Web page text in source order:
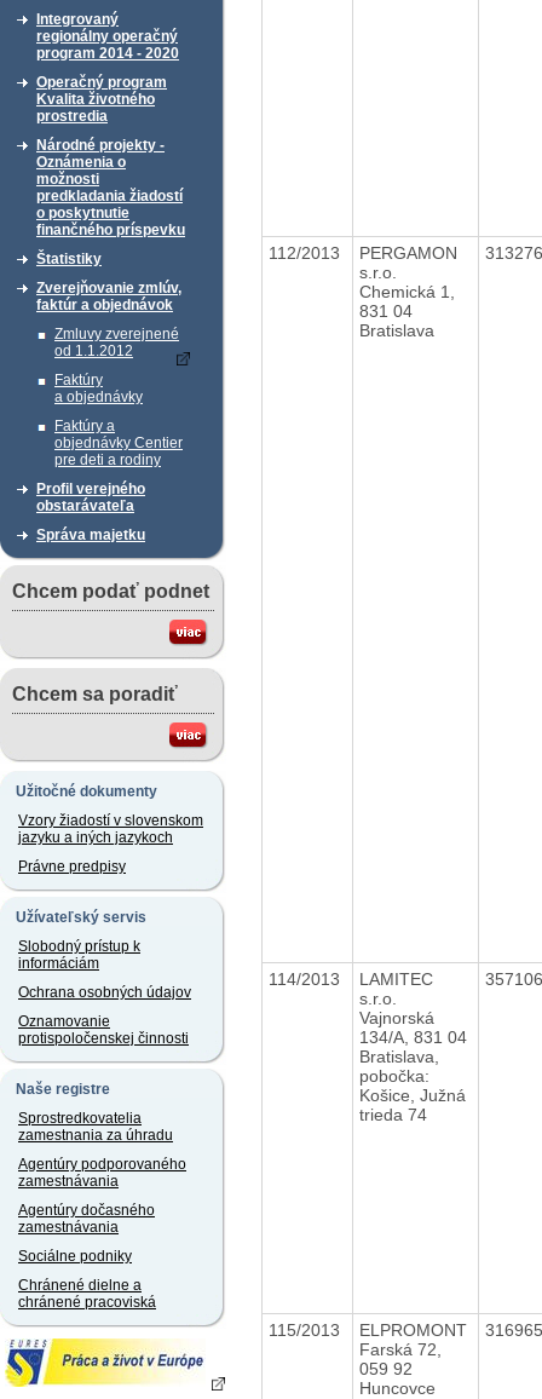
Integrovaný
regionálny operačný
program 2014 - 2020
Operačný program
Kvalita životného
prostredia
Národné projekty -
Oznámenia o
možnosti
predkladania žiadostí
o poskytnutie
finančného príspevku
Štatistiky
Zverejňovanie zmlúv,
faktúr a objednávok
Zmluvy zverejnené
od 1.1.2012
Faktúry
a objednávky
Faktúry a
objednávky Centier
pre deti a rodiny
Profil verejného
obstarávateľa
Správa majetku
Chcem podať podnet
Chcem sa poradiť
Užitočné dokumenty
Vzory žiadostí v slovenskom
jazyku a iných jazykoch
Právne predpisy
Užívateľský servis
Slobodný prístup k
informáciám
Ochrana osobných údajov
Oznamovanie
protispoločenskej činnosti
Naše registre
Sprostredkovatelia
zamestnania za úhradu
Agentúry podporovaného
zamestnávania
Agentúry dočasného
zamestnávania
Sociálne podniky
Chránené dielne a
chránené pracoviská
112/2013
PERGAMON
s.r.o.
Chemická 1,
831 04
Bratislava
114/2013
LAMITEC
s.r.o.
Vajnorská
134/A, 831 04
Bratislava,
pobočka:
Košice, Južná
trieda 74
115/2013
ELPROMONT
Farská 72,
059 92
Huncovce